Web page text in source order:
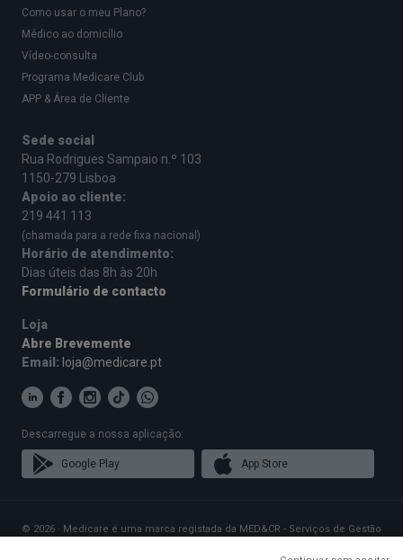
Como usar o meu Plano?
Médico ao domicílio
Vídeo-consulta
Programa Medicare Club
APP & Área de Cliente
Sede social
Rua Rodrigues Sampaio n.º 103
1150-279 Lisboa
Apoio ao cliente:
219 441 113
(chamada para a rede fixa nacional)
Horário de atendimento:
Dias úteis das 8h às 20h
Formulário de contacto
Loja
Abre Brevemente
Email: loja@medicare.pt
Descarregue a nossa aplicação:
Google Play App Store
© 2026 · Medicare é uma marca registada da MED&CR - Serviços de Gestão